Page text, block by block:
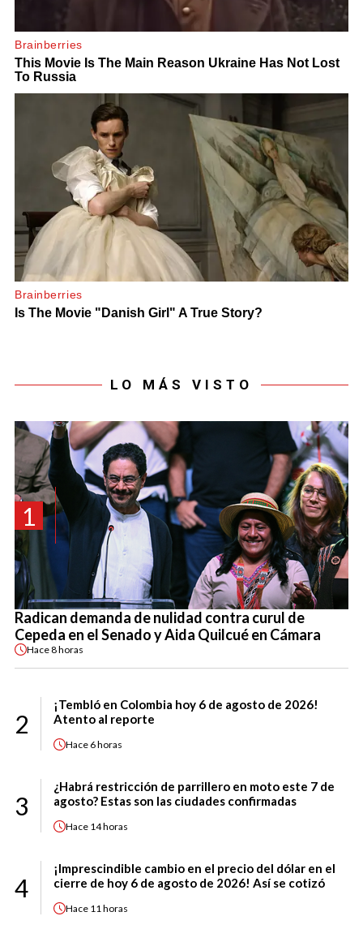
LO MÁS VISTO
1
Radican demanda de nulidad contra curul de
Cepeda en el Senado y Aida Quilcué en Cámara
Hace8 horas
2
¡Tembló en Colombia hoy 6 de agosto de 2026!
Atento al reporte
Hace 6 horas
3
¿Habrá restricción de parrillero en moto este 7 de
agosto? Estas son las ciudades confirmadas
Hace 14 horas
4
¡Imprescindible cambio en el precio del dólar en el
cierre de hoy 6 de agosto de 2026! Así se cotizó
Hace 11 horas